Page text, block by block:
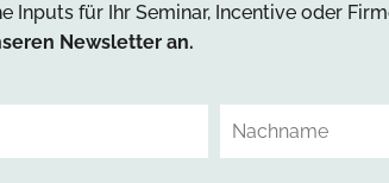
Inputs für Ihr Seminar, Incentive oder
Newsletter an.